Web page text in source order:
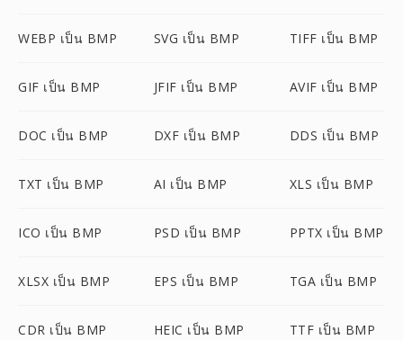
WEBP เป็น BMP SVG เป็น BMP TIFF เป็น BMP
GIF เป็น BMP JFIF เป็น BMP AVIF เป็น BMP
DOC เป็น BMP DXF เป็น BMP DDS เป็น BMP
TXT เป็น BMP AI เป็น BMP XLS เป็น BMP
ICO เป็น BMP PSD เป็น BMP PPTX เป็น BMP
XLSX เป็น BMP EPS เป็น BMP TGA เป็น BMP
CDR เป็น BMP HEIC เป็น BMP TTF เป็น BMP